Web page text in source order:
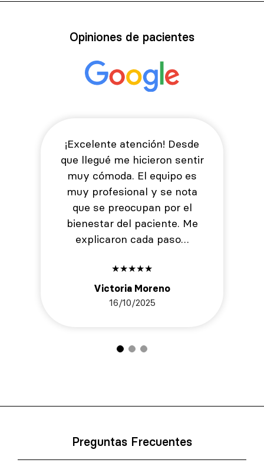
Opiniones de pacientes
¡Excelente atención! Desde
que llegué me hicieron sentir
muy cómoda. El equipo es
muy profesional y se nota
que se preocupan por el
bienestar del paciente. Me
explicaron cada paso…
★★★★★
Victoria Moreno
16/10/2025
Preguntas Frecuentes